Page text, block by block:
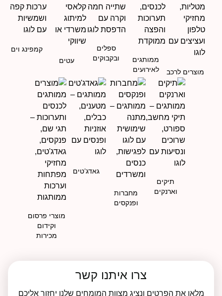
מוצרים לרכב
ממותגים
לאירועים
ספלים
ובקבוקים
עטים
קמפינג וים
תיקים
וארנקים
מחברות
ופנקסים
גאדג’טים
מוצרי פרסום
וקידום
מכירות
צרו איתנו קשר
מלאו את הפרטים ונציג מצוות המומחים שלנו יחזור אליכם